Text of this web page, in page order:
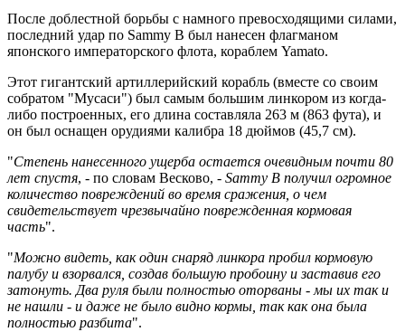
После доблестной борьбы с намного превосходящими силами,
последний удар по Sammy B был нанесен флагманом
японского императорского флота, кораблем Yamato.
Этот гигантский артиллерийский корабль (вместе со своим
собратом "Мусаси") был самым большим линкором из когда-
либо построенных, его длина составляла 263 м (863 фута), и
он был оснащен орудиями калибра 18 дюймов (45,7 см).
"Степень нанесенного ущерба остается очевидным почти 80
лет спустя, - по словам Весково, - Sammy B получил огромное
количество повреждений во время сражения, о чем
свидетельствует чрезвычайно поврежденная кормовая
часть".
"Можно видеть, как один снаряд линкора пробил кормовую
палубу и взорвался, создав большую пробоину и заставив его
затонуть. Два руля были полностью оторваны - мы их так и
не нашли - и даже не было видно кормы, так как она была
полностью разбита".